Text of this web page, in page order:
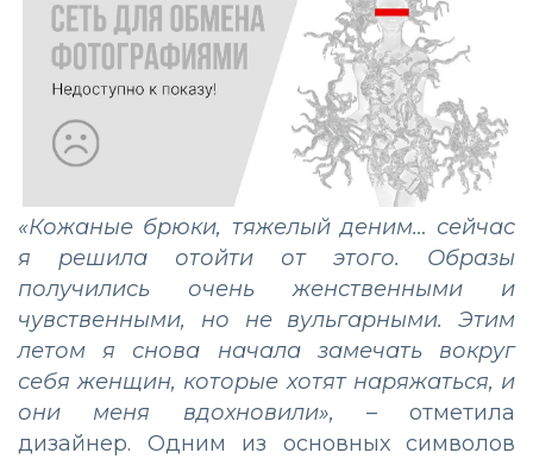
«Кожаные брюки, тяжелый деним… сейчас
я решила отойти от этого. Образы
получились очень женственными и
чувственными, но не вульгарными. Этим
летом я снова начала замечать вокруг
себя женщин, которые хотят наряжаться, и
они меня вдохновили», – отметила
дизайнер. Одним из основных символов